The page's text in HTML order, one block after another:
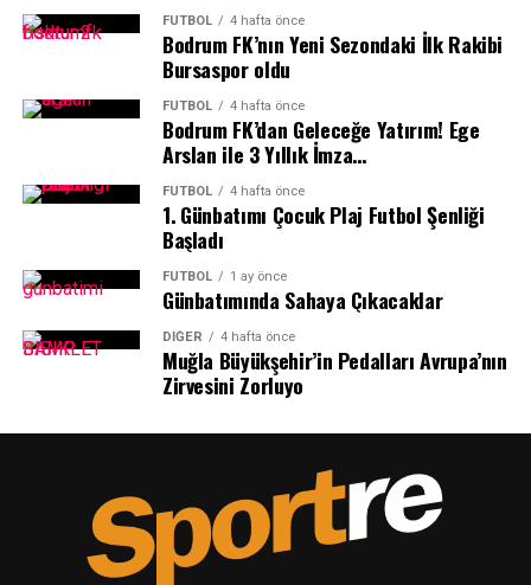
Öncelikle 2024-25 spor sezonunda 9-10 ay boyunca
süren mücadele sonrasında Dünya, Avrupa ve Türkiye’de
yapılan organizasyonlarda elde ettikleri başarıları tebrik
ediyorum. Bu yıl ikincisini düzenlediğiz ve yaklaşık 3 ay
süren bir hazırlık sürecinde gerçekleştirdiğimiz
Başarıya birlikte yapacağımız şahitlikliğin, yeni
başarıların oluşmasına sebep olacak nedenlerin arasında
yerini alacağı inancındayım.
FUTBOL 4 hafta önce
Bodrum FK’nın Yeni Sezondaki İlk Rakibi
Bursaspor oldu
FUTBOL 4 hafta önce
Bodrum FK’dan Geleceğe Yatırım! Ege
Arslan ile 3 Yıllık İmza…
FUTBOL 4 hafta önce
1.⁠ ⁠Günbatımı Çocuk Plaj Futbol Şenliği
Başladı
FUTBOL 1 ay önce
Günbatımında Sahaya Çıkacaklar
DIĞER 4 hafta önce
Muğla Büyükşehir’in Pedalları Avrupa’nın
Zirvesini Zorluyo